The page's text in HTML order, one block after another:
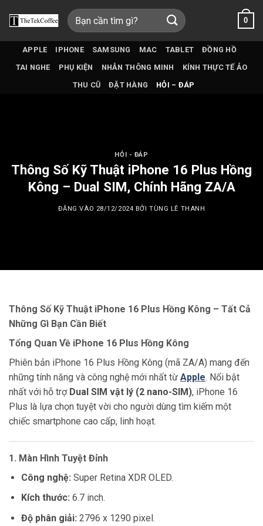
qua
Tìm
kiếm:
0
APPLE IPHONE SAMSUNG MAC TABLET
ĐỒNG HỒ
TAI NGHE
PHỤ KIỆN NHẪN THÔNG MINH
KÍNH THỰC TẾ ẢO
THU CŨ
ĐẶT HÀNG HỎI – ĐÁP
HỎI - ĐÁP
Thông Số Kỹ Thuật iPhone 16 Plus Hồng
Kông – Dual SIM, Chính Hãng ZA/A
ĐĂNG VÀO 28/12/2024 BỞITÙNG LÊ THANH
Thông Số Kỹ Thuật iPhone 16 Plus Hồng Kông – Tất Cả
Những Gì Bạn Cần Biết
Tổng Quan Về iPhone 16 Plus Hồng Kông
Phiên bản iPhone 16 Plus Hồng Kông (mã ZA/A) mang đến
những tính năng và công nghệ mới nhất từ Apple. Nổi bật
nhất với hỗ trợ Dual SIM vật lý (2 nano-SIM), iPhone 16
Plus là lựa chọn tuyệt vời cho người dùng tìm kiếm một
chiếc smartphone cao cấp, linh hoạt.
1. Màn Hình Tuyệt Đỉnh
Công nghệ: Super Retina XDR OLED.
Kích thước: 6.7 inch.
Độ phân giải: 2796 x 1290 pixel.